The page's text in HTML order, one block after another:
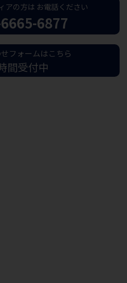
アの方は お電話ください
6877
フォームはこちら
間受付中